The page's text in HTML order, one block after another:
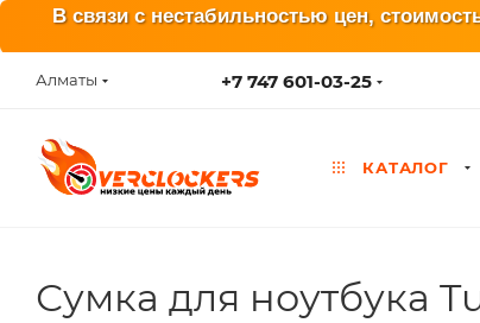
В связи с нестабильностью цен,
Алматы +7 747 601-03-25
КАТАЛОГ
Сумка для ноутбука